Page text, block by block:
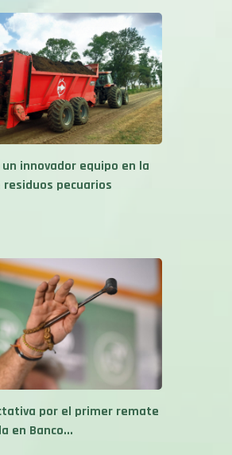
innovador equipo en la
pecuarios
por el primer remate
en Banco...